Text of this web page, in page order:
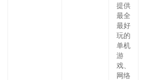
提供
最全
最好
玩的
单机
游
戏、
网络